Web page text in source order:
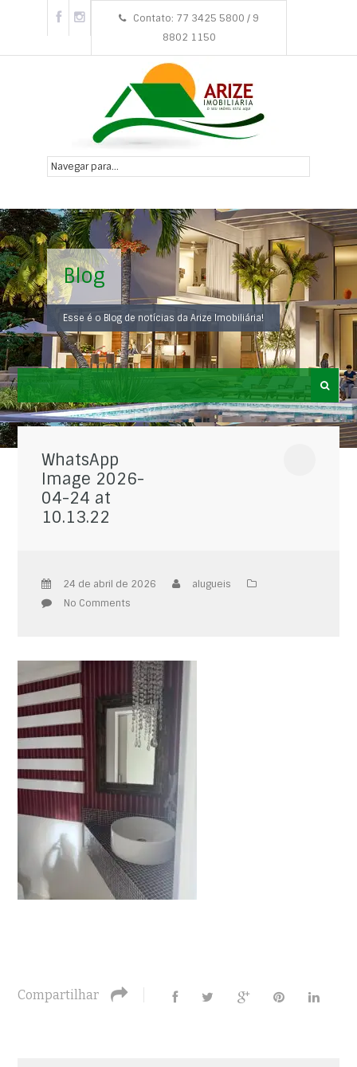
Contato: 77 3425 5800 / 9
8802 1150
Blog
Esse é o Blog de notícias da Arize Imobiliária!
WhatsApp
Image 2026-
04-24 at
10.13.22
24 de abril de 2026
alugueis
No Comments
Compartilhar